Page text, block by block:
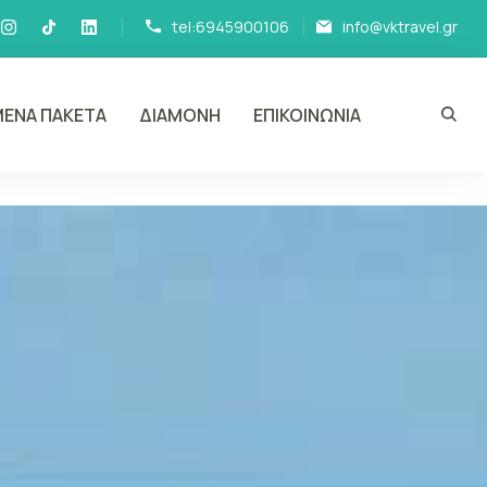
tel:6945900106 info@vktravel.gr
ΠΑΚΕΤΑ ΔΙΑΜΟΝΗ ΕΠΙΚΟΙΝΩΝΙΑ